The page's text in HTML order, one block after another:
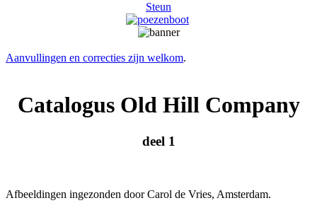
Steun
Aanvullingen en correcties zijn welkom.
Catalogus Old Hill Company
deel 1
Afbeeldingen ingezonden door Carol de Vries, Amsterdam.